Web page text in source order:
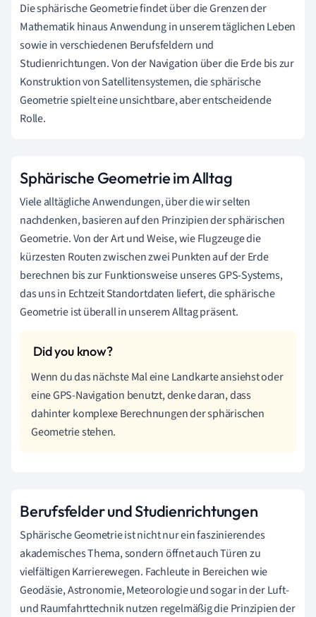
Die sphärische Geometrie findet über die Grenzen der
Mathematik hinaus Anwendung in unserem täglichen Leben
sowie in verschiedenen Berufsfeldern und
Studienrichtungen. Von der Navigation über die Erde bis zur
Konstruktion von Satellitensystemen, die sphärische
Geometrie spielt eine unsichtbare, aber entscheidende
Rolle.
Sphärische Geometrie im Alltag
Viele alltägliche Anwendungen, über die wir selten
nachdenken, basieren auf den Prinzipien der sphärischen
Geometrie. Von der Art und Weise, wie Flugzeuge die
kürzesten Routen zwischen zwei Punkten auf der Erde
berechnen bis zur Funktionsweise unseres GPS-Systems,
das uns in Echtzeit Standortdaten liefert, die sphärische
Geometrie ist überall in unserem Alltag präsent.
Wenn du das nächste Mal eine Landkarte ansiehst oder
eine GPS-Navigation benutzt, denke daran, dass
dahinter komplexe Berechnungen der sphärischen
Geometrie stehen.
Berufsfelder und Studienrichtungen
Sphärische Geometrie ist nicht nur ein faszinierendes
akademisches Thema, sondern öffnet auch Türen zu
vielfältigen Karrierewegen. Fachleute in Bereichen wie
Geodäsie, Astronomie, Meteorologie und sogar in der Luft-
und Raumfahrttechnik nutzen regelmäßig die Prinzipien der